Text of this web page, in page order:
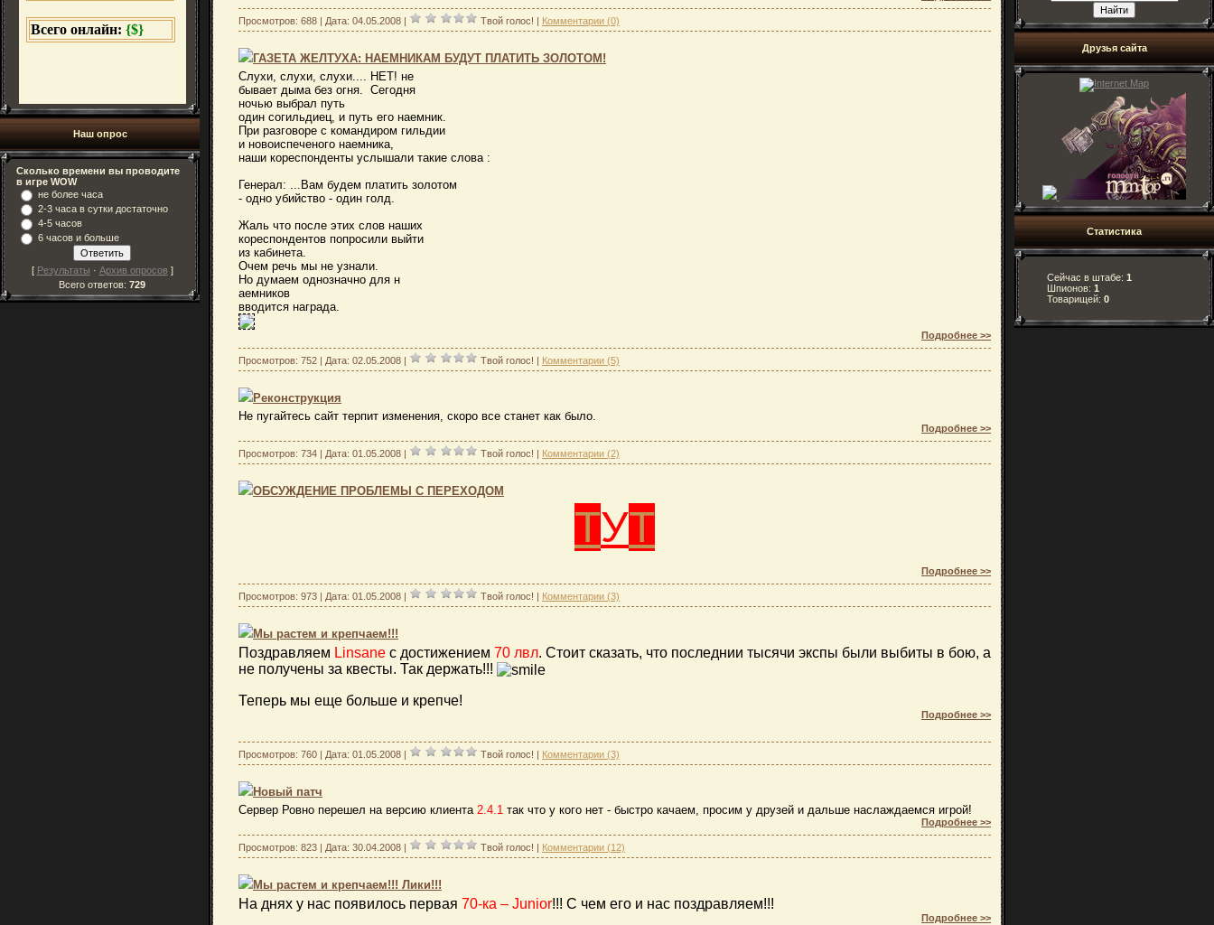
Наш опрос
Сколько времени вы проводите
в игре WOW
не более часа
2-3 часа в сутки достаточно
4-5 часов
6 часов и больше
[ Результаты · Архив опросов ]
Всего ответов: 729
Просмотров: 688 | Дата: 04.05.2008 Твой голос! Комментарии (0)
ГАЗЕТА ЖЕЛТУХА: НАЕМНИКАМ БУДУТ ПЛАТИТЬ ЗОЛОТОМ!
Слухи, слухи, слухи.... НЕТ! не
бывает дыма без огня. Сегодня
ночью выбрал путь
один согильдиец, и путь его наемник.
При разговоре с командиром гильдии
и новоиспеченого наемника,
наши кореспонденты услышали такие слова :
Генерал: ...Вам будем платить золотом
- одно убийство - один голд.
Жаль что после этих слов наших
кореспондентов попросили выйти
из кабинета.
Очем речь мы не узнали.
Но думаем однозначно для н
аемников
вводится награда.
Подробнее >>
Просмотров: 752 | Дата: 02.05.2008 Твой голос! Комментарии (5)
Реконструкция
Не пугайтесь сайт терпит изменения, скоро все станет как было.
Подробнее >>
Просмотров: 734 | Дата: 01.05.2008 Твой голос! Комментарии (2)
ОБСУЖДЕНИЕ ПРОБЛЕМЫ С ПЕРЕХОДОМ
ТУТ
Подробнее >>
Просмотров: 973 | Дата: 01.05.2008 Твой голос! Комментарии (3)
Мы растем и крепчаем!!!
Поздравляем Linsane с достижением 70 лвл. Стоит сказать, что последнии тысячи экспы были выбиты в бою, а
не получены за квесты. Так держать!!!
Теперь мы еще больше и крепче!
Подробнее >>
Просмотров: 760 | Дата: 01.05.2008 | Твой голос! | Комментарии (3)
Новый патч
Сервер Ровно перешел на версию клиента 2.4.1 так что у кого нет - быстро качаем, просим у друзей и дальше наслаждаемся игрой!
Подробнее >>
Просмотров: 823 | Дата: 30.04.2008 Твой голос! Комментарии (12)
Мы растем и крепчаем!!! Лики!!!
На днях у нас появилось первая 70-ка – Junior!!! С чем его и нас поздравляем!!!
Подробнее >>
Друзья сайта
Статистика
Сейчас в штабе: 1
Шпионов: 1
Товарищей: 0